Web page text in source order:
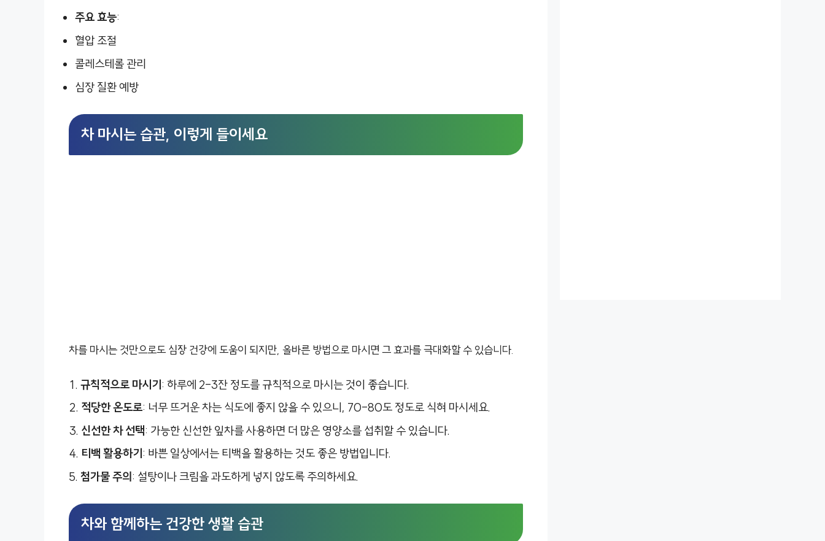
주요 효능:
혈압 조절
콜레스테롤 관리
심장 질환 예방
차 마시는 습관, 이렇게 들이세요
차를 마시는 것만으로도 심장 건강에 도움이 되지만, 올바른 방법으로 마시면 그 효과를 극대화할 수 있습니다.
규칙적으로 마시기: 하루에 2-3잔 정도를 규칙적으로 마시는 것이 좋습니다.
적당한 온도로: 너무 뜨거운 차는 식도에 좋지 않을 수 있으니, 70-80도 정도로 식혀 마시세요.
신선한 차 선택: 가능한 신선한 잎차를 사용하면 더 많은 영양소를 섭취할 수 있습니다.
티백 활용하기 : 바쁜 일상에서는 티백을 활용하는 것도 좋은 방법입니다.
첨가물 주의: 설탕이나 크림을 과도하게 넣지 않도록 주의하세요.
차와 함께하는 건강한 생활 습관